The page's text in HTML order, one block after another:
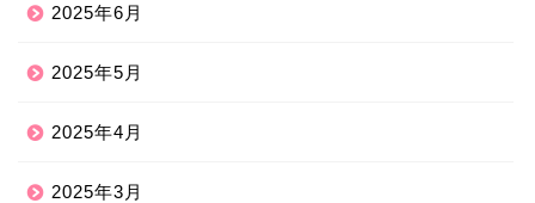
2025年6月
2025年5月
2025年4月
2025年3月